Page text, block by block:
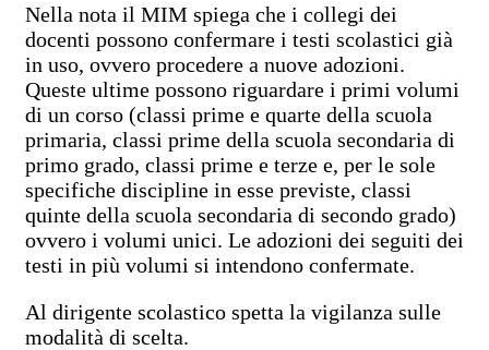
Nella nota il MIM spiega che i collegi dei
docenti possono confermare i testi scolastici già
in uso, ovvero procedere a nuove adozioni.
Queste ultime possono riguardare i primi volumi
di un corso (classi prime e quarte della scuola
primaria, classi prime della scuola secondaria di
primo grado, classi prime e terze e, per le sole
specifiche discipline in esse previste, classi
quinte della scuola secondaria di secondo grado)
ovvero i volumi unici. Le adozioni dei seguiti dei
testi in più volumi si intendono confermate.
Al dirigente scolastico spetta la vigilanza sulle
modalità di scelta.